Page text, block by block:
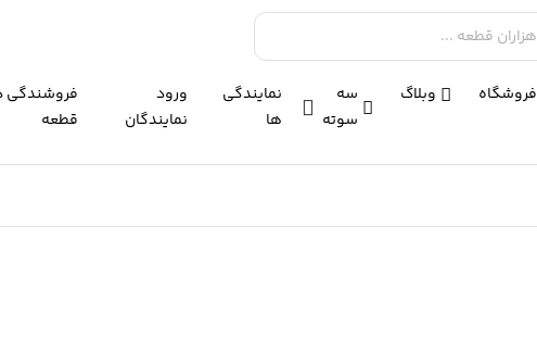
فروشگاه وبلاگ
سه
سوته
نمایندگی
ها
ورود
نمایندگان
قطعه